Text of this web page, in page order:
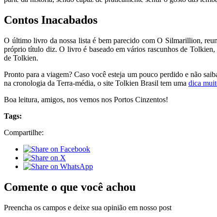
Contos Inacabados
O último livro da nossa lista é bem parecido com O Silmarillion,
próprio título diz. O livro é baseado em vários rascunhos de
de Tolkien.
Pronto para a viagem? Caso você esteja um pouco perdido e não
na cronologia da Terra-média, o site Tolkien Brasil tem uma dica
Boa leitura, amigos, nos vemos nos Portos Cinzentos!
Tags:
Compartilhe:
Comente o que você achou
Preencha os campos e deixe sua opinião em nosso post